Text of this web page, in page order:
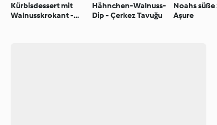
Kürbisdessert mit
Walnusskrokant -
Hähnchen-Walnuss-
Dip - Çerkez Tavuğu
Noahs
Aşure